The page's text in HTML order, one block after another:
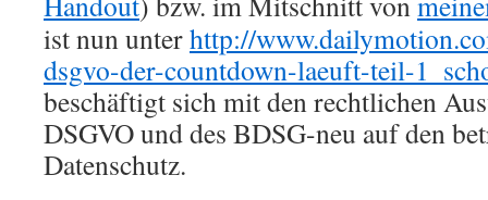
ist nun unterhttp://
dsgvo-der-countdown-laeuft-teil-
beschäftigt sich mit den rechtlichen
DSGVO und des BDSG-neu auf den
Datenschutz.